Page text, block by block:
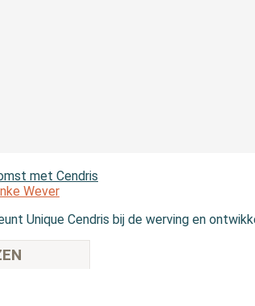
met Cendris
Wever
Unique Cendris bij de werving en